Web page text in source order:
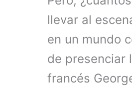
llevar al
en un mundo
de presenciar
francés